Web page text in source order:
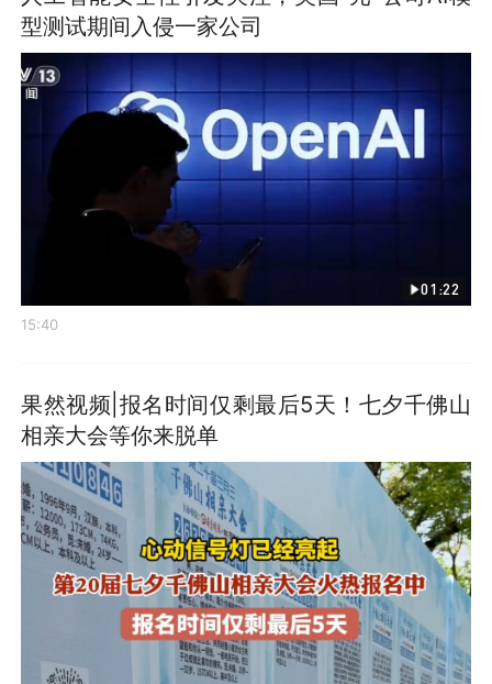
型测试期间入侵一家公司
01:22
15:40
果然视频|报名时间仅剩最后5天！七夕千佛山
相亲大会等你来脱单